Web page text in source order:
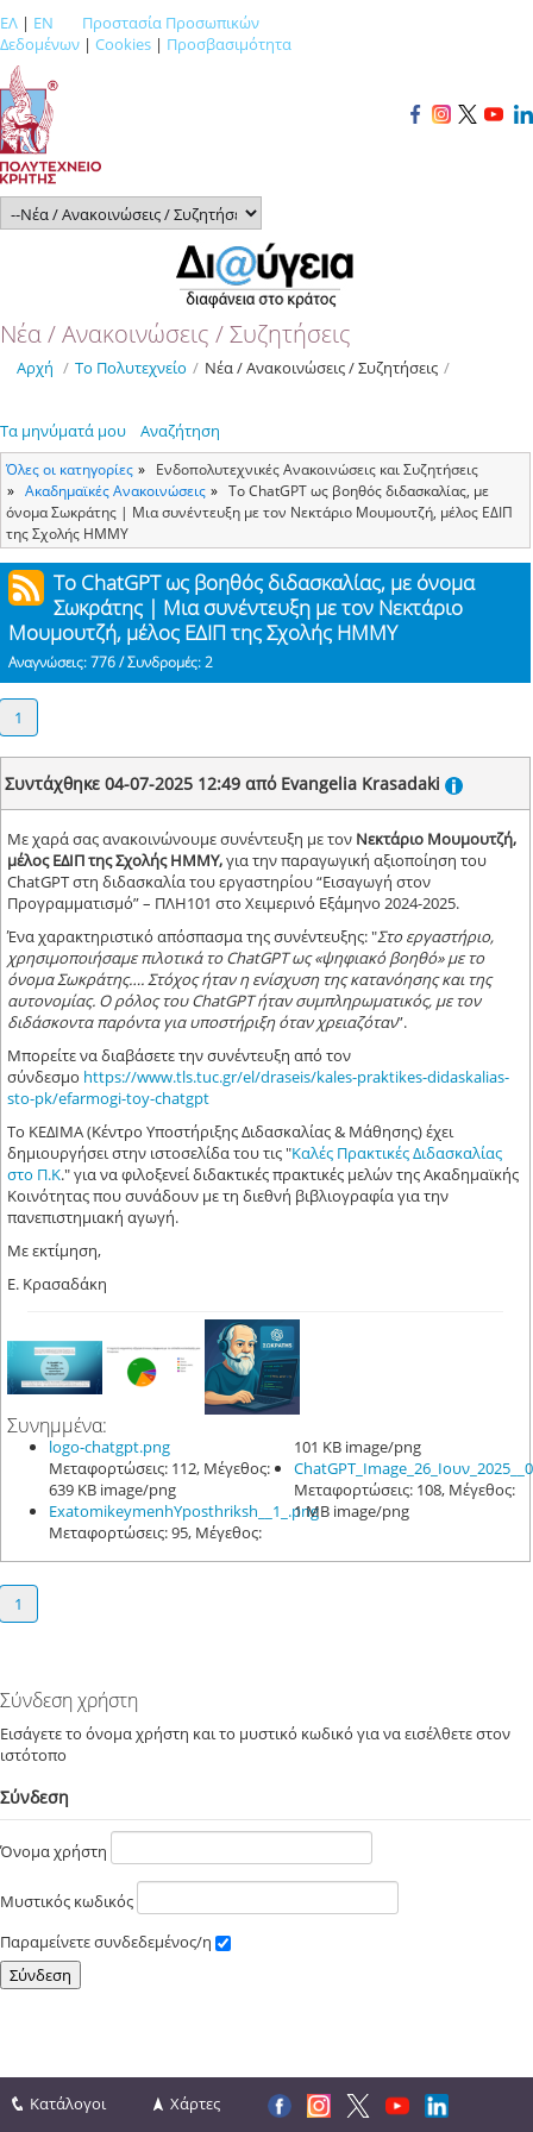
ΕΛ | EN
Προστασία Προσωπικών
Δεδομένων | Cookies | Προσβασιμότητα
Νέα / Ανακοινώσεις / Συζητήσεις
Αρχή / Το Πολυτεχνείο / Νέα / Ανακοινώσεις / Συζητήσεις /
Τα μηνύματά μου Αναζήτηση
Όλες οι κατηγορίες
Ενδοπολυτεχνικές Ανακοινώσεις και Συζητήσεις
Ακαδημαϊκές Ανακοινώσεις
Το ChatGPT ως βοηθός διδασκαλίας, με
όνομα Σωκράτης | Μια συνέντευξη με τον Νεκτάριο Μουμουτζή, μέλος ΕΔΙΠ
της Σχολής ΗΜΜΥ
Το ChatGPT ως βοηθός διδασκαλίας, με όνομα
Σωκράτης | Μια συνέντευξη με τον Νεκτάριο
Μουμουτζή, μέλος ΕΔΙΠ της Σχολής ΗΜΜΥ
Αναγνώσεις: 776 / Συνδρομές: 2
1
Συντάχθηκε 04-07-2025 12:49 από Evangelia Krasadaki
Με χαρά σας ανακοινώνουμε συνέντευξη με τον Νεκτάριο Μουμουτζή,
μέλος ΕΔΙΠ της Σχολής ΗΜΜΥ,για την παραγωγική αξιοποίηση του
ChatGPT στη διδασκαλία του εργαστηρίου “Εισαγωγή στον
Προγραμματισμό” – ΠΛΗ101 στο Χειμερινό Εξάμηνο 2024-2025.
Ένα χαρακτηριστικό απόσπασμα της συνέντευξης: "Στο εργαστήριο,
χρησιμοποιήσαμε πιλοτικά τοChatGPTως «ψηφιακό βοηθό» με το
όνομα Σωκράτης…. Στόχος ήταν η ενίσχυση της κατανόησης και της
αυτονομίας. Ο ρόλος του ChatGPTήταν συμπληρωματικός, με τον
διδάσκοντα παρόντα για υποστήριξη όταν χρειαζόταν”.
Μπορείτε να διαβάσετε την συνέντευξη από τον
σύνδεσμο https://www.tls.tuc.gr/el/draseis/kales-praktikes-didaskalias-
sto-pk/efarmogi-toy-chatgpt
Το ΚΕΔΙΜΑ (Κέντρο Υποστήριξης Διδασκαλίας & Μάθησης) έχει
δημιουργήσει στην ιστοσελίδα του τις "Καλές Πρακτικές Διδασκαλίας
στο Π.Κ." για να φιλοξενεί διδακτικές πρακτικές μελών της Ακαδημαϊκής
Κοινότητας που συνάδουν με τη διεθνή βιβλιογραφία για την
πανεπιστημιακή αγωγή.
Με εκτίμηση,
Ε. Κρασαδάκη
Συνημμένα:
logo-chatgpt.png
Μεταφορτώσεις: 112, Μέγεθος:
639 KB image/png
ExatomikeymenhYposthriksh__1_.png
Μεταφορτώσεις: 95, Μέγεθος:
101 KB image/png
Μεταφορτώσεις: 108, Μέγεθος:
1 MB image/png
1
Σύνδεση χρήστη
Εισάγετε το όνομα χρήστη και το μυστικό κωδικό για να εισέλθετε στον
ιστότοπο
Σύνδεση
Όνομα χρήστη
Μυστικός κωδικός
Παραμείνετε συνδεδεμένος/η
Κατάλογοι Χάρτες